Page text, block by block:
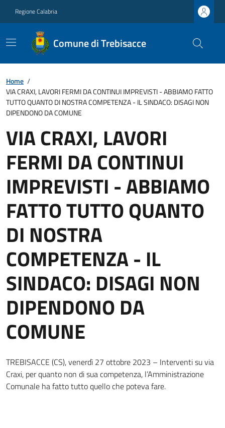
Regione Calabria
Comune di Trebisacce
Home /
VIA CRAXI, LAVORI FERMI DA CONTINUI IMPREVISTI - ABBIAMO FATTO
TUTTO QUANTO DI NOSTRA COMPETENZA - IL SINDACO: DISAGI NON
DIPENDONO DA COMUNE
VIA CRAXI, LAVORI
FERMI DA CONTINUI
IMPREVISTI - ABBIAMO
FATTO TUTTO QUANTO
DI NOSTRA
COMPETENZA - IL
SINDACO: DISAGI NON
DIPENDONO DA
COMUNE
TREBISACCE (CS), venerdì 27 ottobre 2023 – Interventi su via
Craxi, per quanto non di sua competenza, l’Amministrazione
Comunale ha fatto tutto quello che poteva fare.